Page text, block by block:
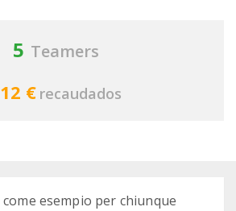
5 Teamers
€ recaudados
esempio per chiunque